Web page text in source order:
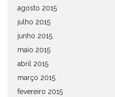
agosto 2015
julho 2015
junho 2015
maio 2015
abril 2015
março 2015
fevereiro 2015